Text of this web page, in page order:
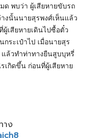
ด พบว่า ผู้เสียหายขับรถ
งนั้นนายสุรพงศ์เห็นแล้ว
เสียหายเดินไปซื้อตั๋ว
ระเป๋าไป เมื่อนายสุร
แล้วทำท่าทางยืนสูบบุหรี่
เกิดขึ้น ก่อนที่ผู้เสียหาย
าง